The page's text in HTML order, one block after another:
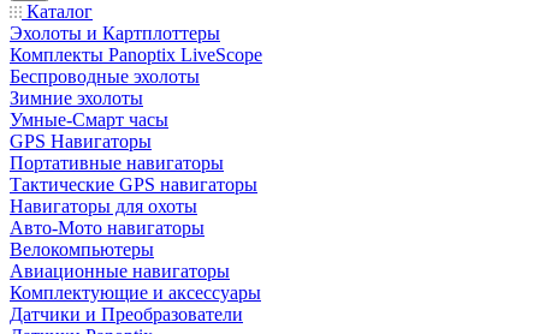
Каталог
Эхолоты и Картплоттеры
Комплекты Panoptix LiveScope
Беспроводные эхолоты
Зимние эхолоты
Умные-Смарт часы
GPS Навигаторы
Портативные навигаторы
Тактические GPS навигаторы
Навигаторы для охоты
Авто-Мото навигаторы
Велокомпьютеры
Авиационные навигаторы
Комплектующие и аксессуары
Датчики и Преобразователи